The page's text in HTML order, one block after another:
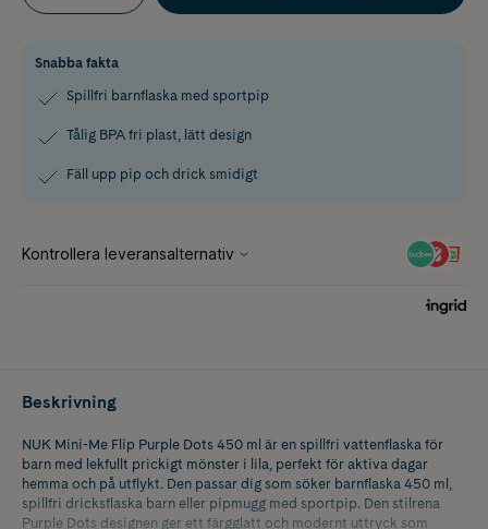
Snabba fakta
Spillfri barnflaska med sportpip
Tålig BPA fri plast, lätt design
Fäll upp pip och drick smidigt
Beskrivning
NUK Mini-Me Flip Purple Dots 450 ml är en spillfri vattenflaska för
barn med lekfullt prickigt mönster i lila, perfekt för aktiva dagar
hemma och på utflykt. Den passar dig som söker barnflaska 450 ml,
spillfri dricksflaska barn eller pipmugg med sportpip. Den stilrena
Purple Dots designen ger ett färgglatt och modernt uttryck som